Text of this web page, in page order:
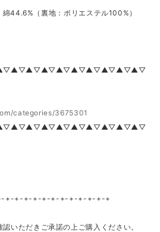
（裏地：ポリエステル100%）
categories/3675301
+-+-+-+-+-+-+-+-+-+-+-+
いただきご承諾の上ご購入ください。